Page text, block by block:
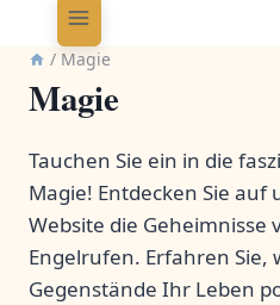
/ Magie
Magie
Tauchen Sie ein in die
Magie! Entdecken Sie auf
Website die Geheimnisse
Engelrufen. Erfahren Sie,
Gegenstände Ihr Leben